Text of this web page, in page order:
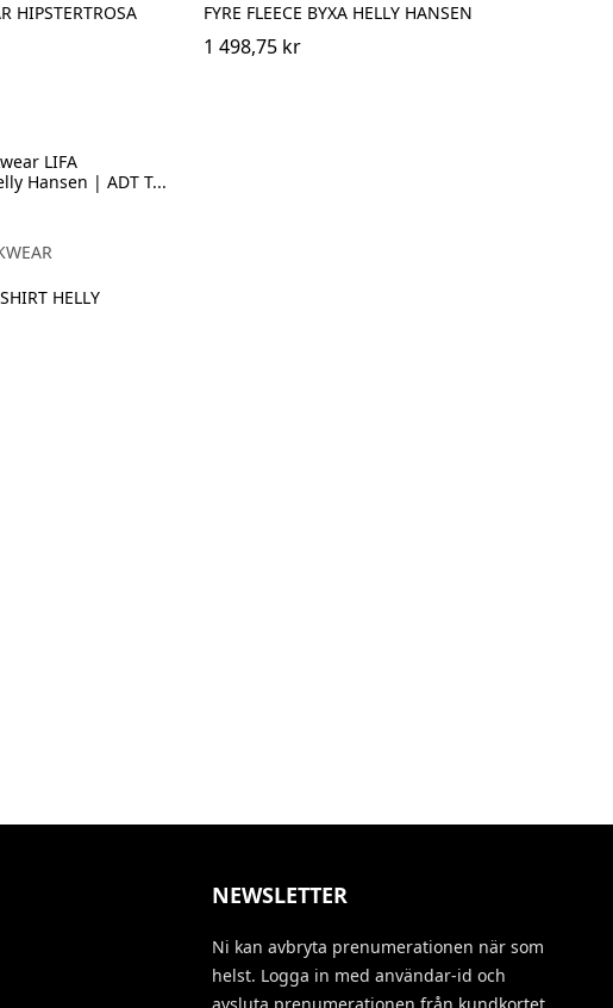
HIPSTERTROSA
FYRE FLEECE BYXA HELLY HANSEN
1 498,75 kr
HELLY
NEWSLETTER
Ni kan avbryta prenumerationen när som
helst. Logga in med användar-id och